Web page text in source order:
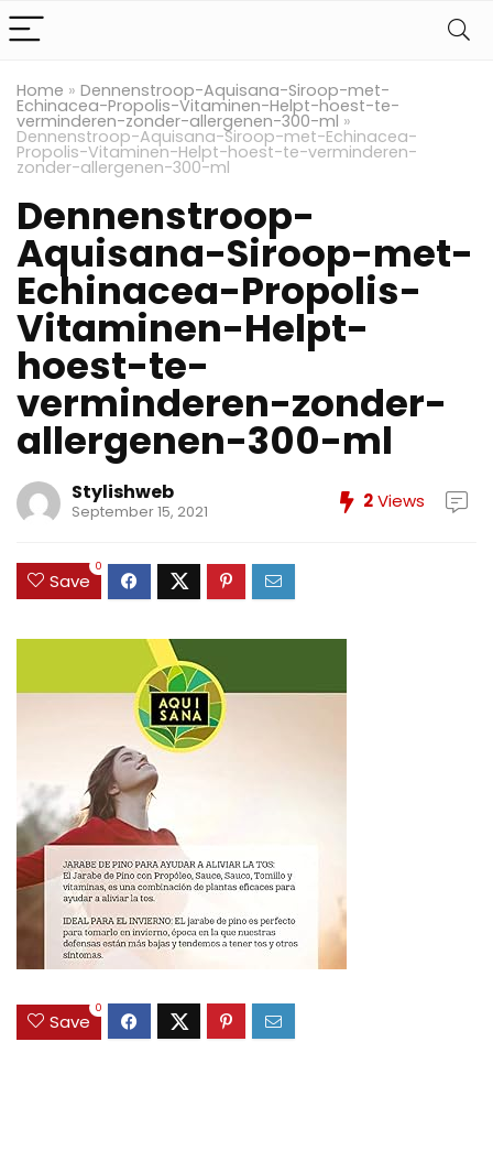
Home » Dennenstroop-Aquisana-Siroop-met-
Echinacea-Propolis-Vitaminen-Helpt-hoest-te-
verminderen-zonder-allergenen-300-ml »
Dennenstroop-Aquisana-Siroop-met-Echinacea-
Propolis-Vitaminen-Helpt-hoest-te-verminderen-
zonder-allergenen-300-ml
Dennenstroop-
Aquisana-Siroop-met-
Echinacea-Propolis-
Vitaminen-Helpt-
hoest-te-
verminderen-zonder-
allergenen-300-ml
Stylishweb
September 15, 2021 2Views
Save
0
Save
0